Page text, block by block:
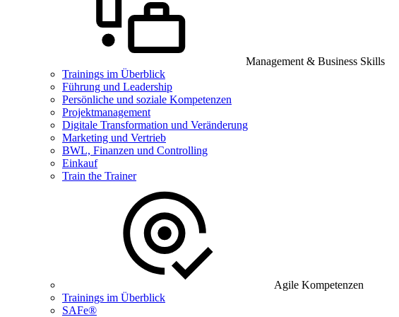
Management & Business Skills
Trainings im Überblick
Führung und Leadership
Persönliche und soziale Kompetenzen
Projektmanagement
Digitale Transformation und Veränderung
Marketing und Vertrieb
BWL, Finanzen und Controlling
Einkauf
Train the Trainer
Agile Kompetenzen
Trainings im Überblick
SAFe®